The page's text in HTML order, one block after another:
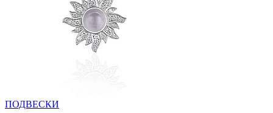
ПОДВЕСКИ